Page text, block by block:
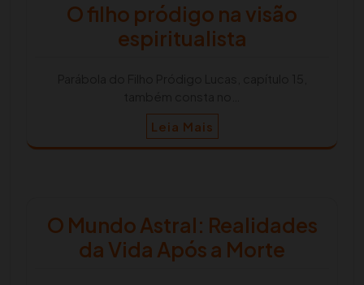
O filho pródigo na visão
espiritualista
Leia Mais
O Mundo Astral: Realidades
da Vida Após a Morte